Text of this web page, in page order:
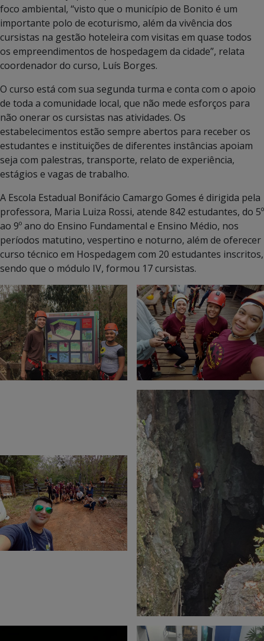
foco ambiental, “visto que o município de Bonito é um
importante polo de ecoturismo, além da vivência dos
cursistas na gestão hoteleira com visitas em quase todos
os empreendimentos de hospedagem da cidade”, relata
coordenador do curso, Luís Borges.
O curso está com sua segunda turma e conta com o apoio
de toda a comunidade local, que não mede esforços para
não onerar os cursistas nas atividades. Os
estabelecimentos estão sempre abertos para receber os
estudantes e instituições de diferentes instâncias apoiam
seja com palestras, transporte, relato de experiência,
estágios e vagas de trabalho.
A Escola Estadual Bonifácio Camargo Gomes é dirigida pela
professora, Maria Luiza Rossi, atende 842 estudantes, do 5º
ao 9º ano do Ensino Fundamental e Ensino Médio, nos
períodos matutino, vespertino e noturno, além de oferecer
curso técnico em Hospedagem com 20 estudantes inscritos,
sendo que o módulo IV, formou 17 cursistas.